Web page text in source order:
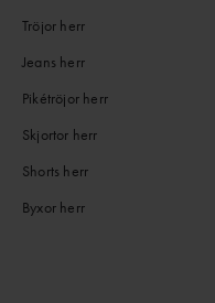
Tröjor herr
Jeans herr
Pikétröjor herr
Skjortor herr
Shorts herr
Byxor herr